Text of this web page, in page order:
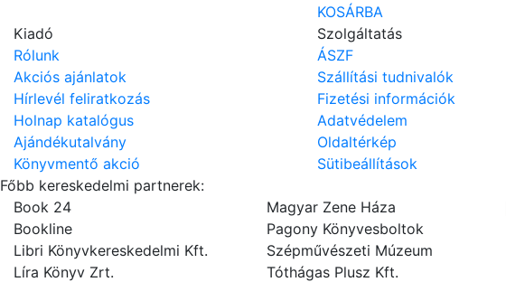
KOSÁRBA
Kiadó
Rólunk
Akciós ajánlatok
Hírlevél feliratkozás
Holnap katalógus
Ajándékutalvány
Könyvmentő akció
Szolgáltatás
ÁSZF
Szállítási tudnivalók
Fizetési információk
Adatvédelem
Oldaltérkép
Sütibeállítások
Főbb kereskedelmi partnerek:
Book 24
Bookline
Libri Könyvkereskedelmi Kft.
Líra Könyv Zrt.
Magyar Zene Háza
Pagony Könyvesboltok
Szépművészeti Múzeum
Tóthágas Plusz Kft.